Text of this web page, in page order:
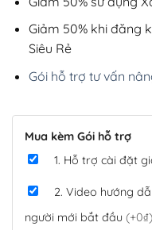
Giảm 50% khi đăng
Siêu Rẻ
Gói hỗ trợ tư vấn
Mua kèm Gói hỗ trợ
1. Hỗ trợ cài đặt
2. Video hướng
người mới bắt đầu (+0₫)